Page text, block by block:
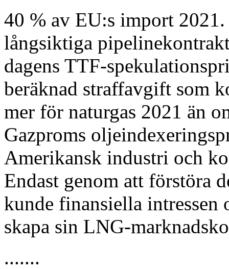
40 % av EU:s import 2021.
långsiktiga
dagens TTF-
beräknad straffavgift som
mer för naturgas 2021 än
Gazproms
Amerikansk industri och
Endast genom att förstöra
kunde finansiella intressen
skapa sin LNG-
.......